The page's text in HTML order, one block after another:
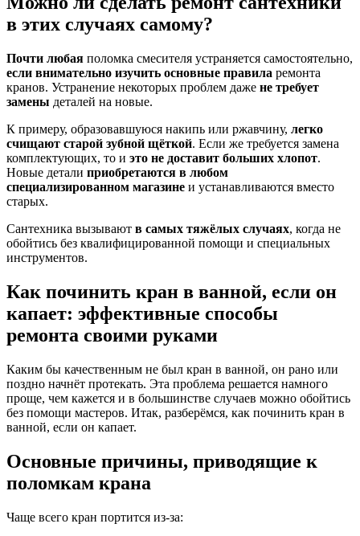
в этих случаях самому?
Почти любая поломка смесителя устраняется самостоятельно,
если внимательно изучить основные правила ремонта
кранов. Устранение некоторых проблем даже не требует
замены деталей на новые.
К примеру, образовавшуюся накипь или ржавчину, легко
счищают старой зубной щёткой. Если же требуется замена
комплектующих, то и это не доставит больших хлопот.
Новые детали приобретаются в любом
специализированном магазине и устанавливаются вместо
старых.
Сантехника вызывают в самых тяжёлых случаях, когда не
обойтись без квалифицированной помощи и специальных
инструментов.
Как починить кран в ванной, если он
капает: эффективные способы
ремонта своими руками
Каким бы качественным не был кран в ванной, он рано или
поздно начнёт протекать. Эта проблема решается намного
проще, чем кажется и в большинстве случаев можно обойтись
без помощи мастеров. Итак, разберёмся, как починить кран в
ванной, если он капает.
Основные причины, приводящие к
поломкам крана
Чаще всего кран портится из-за: